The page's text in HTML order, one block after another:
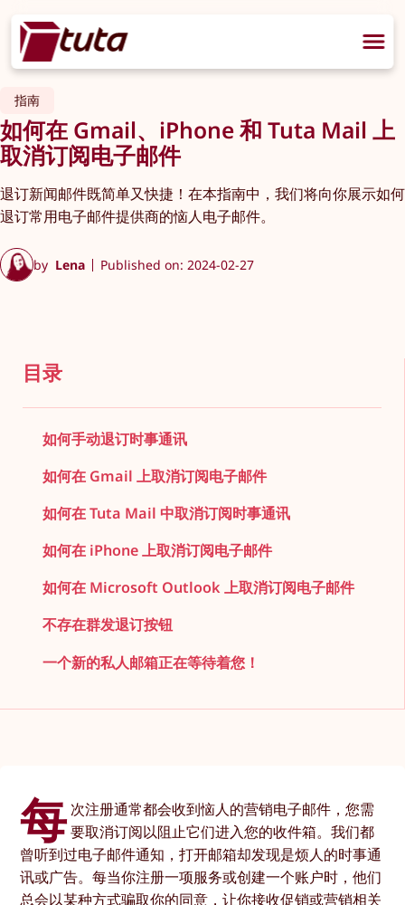
指南
如何在 Gmail、iPhone 和 Tuta Mail 上
取消订阅电子邮件
退订新闻邮件既简单又快捷！在本指南中，我们将向你展示如何
退订常用电子邮件提供商的恼人电子邮件。
by Lena Published on: 2024-02-27
目录
如何手动退订时事通讯
如何在 Gmail 上取消订阅电子邮件
如何在 Tuta Mail 中取消订阅时事通讯
如何在 iPhone 上取消订阅电子邮件
如何在 Microsoft Outlook 上取消订阅电子邮件
不存在群发退订按钮
一个新的私人邮箱正在等待着您！
每次注册通常都会收到恼人的营销电子邮件，您需
要取消订阅以阻止它们进入您的收件箱。我们都
曾听到过电子邮件通知，打开邮箱却发现是烦人的时事通
讯或广告。每当你注册一项服务或创建一个账户时，他们
总会以某种方式骗取你的同意，让你接收促销或营销相关